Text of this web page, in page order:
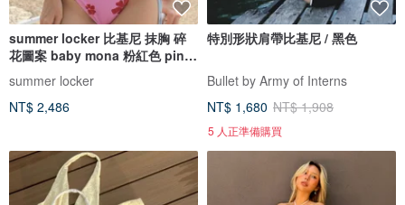
summer locker 比基尼 抹胸 碎
花圖案 baby mona 粉紅色 pink
summer locker
NT$ 2,486
特別形狀肩帶比基尼 / 黑色
Bullet by Army of Interns
NT$ 1,680 NT$ 1,908
5 人正準備購買